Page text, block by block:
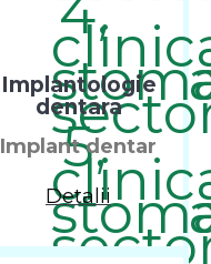
Implantologie
dentara
Implant dentar
Detalii